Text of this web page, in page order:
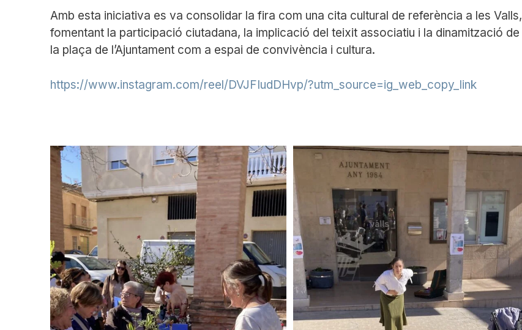
Amb esta iniciativa es va consolidar la fira com una cita cultural de referència a les Valls,
fomentant la participació ciutadana, la implicació del teixit associatiu i la dinamització de
la plaça de l’Ajuntament com a espai de convivència i cultura.
https://www.instagram.com/reel/DVJFIudDHvp/?utm_source=ig_web_copy_link